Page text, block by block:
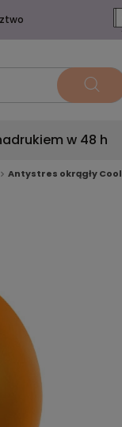
w 48 h
Antystres okrągły Cool